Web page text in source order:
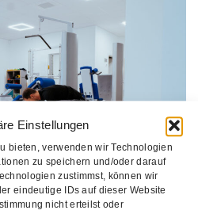
Einstellungen
bieten, verwenden wir Technologien
zu speichern und/oder darauf
zustimmst, können wir
eindeutige IDs auf dieser Website
nicht erteilst oder